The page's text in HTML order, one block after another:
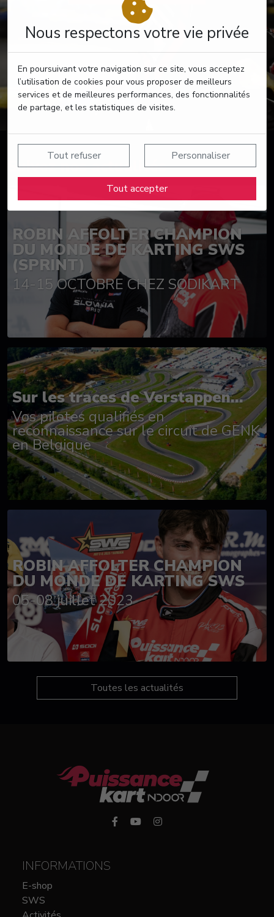
Nous respectons votre vie privée
En poursuivant votre navigation sur ce site, vous acceptez
l’utilisation de cookies pour vous proposer de meilleurs
services et de meilleures performances, des fonctionnalités
de partage, et les statistiques de visites.
Tout refuser Personnaliser
Tout accepter
Suivez nos actualités
ROBIN AFFOLTER CHAMPION
DU MONDE DE KARTING SWS
(SPRINT)
14-15 OCTOBRE CHEZ SODIKART
Sur les traces de Verstappen...
Vos pilotes qualifiés en
reconnaissance sur le circuit de GENK
en Belgique
ROBIN AFFOLTER CHAMPION
DU MONDE DE KARTING SWS
05-08 juillet 2023
Toutes les actualités
INFORMATIONS
E-shop
SWS